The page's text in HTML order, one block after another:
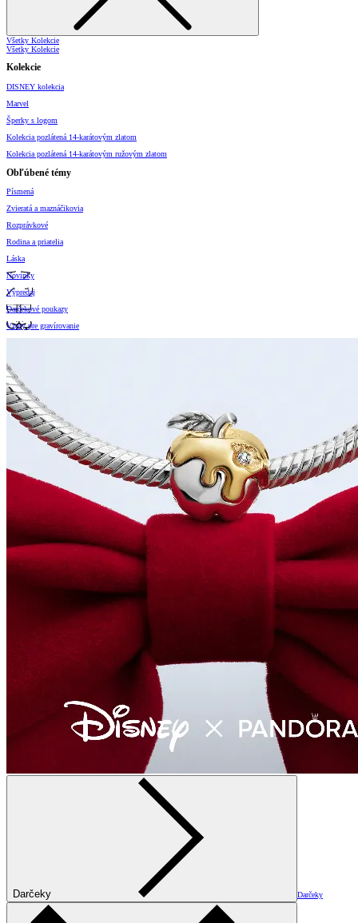
Všetky Kolekcie
Všetky Kolekcie
Kolekcie
DISNEY kolekcia
Marvel
Šperky s logom
Kolekcia pozlátená 14-karátovým zlatom
Kolekcia pozlátená 14-karátovým ružovým zlatom
Obľúbené témy
Písmená
Zvieratá a maznáčikovia
Rozprávkové
Rodina a priatelia
Láska
Novinky
Výpredaj
Darčekové poukazy
Vzory pre gravírovanie
Darčeky Darčeky